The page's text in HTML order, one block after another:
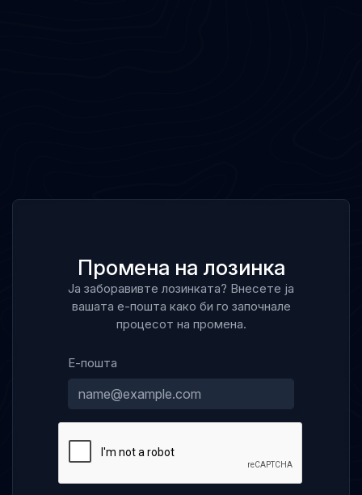
Промена на лозинка
Ја заборавивте лозинката? Внесете ја
вашата е-пошта како би го започнале
процесот на промена.
Е-пошта